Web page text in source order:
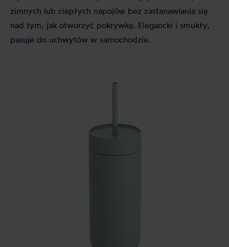
zimnych lub ciepłych napojów bez zastanawiania się
nad tym, jak otworzyć pokrywkę. Elegancki i smukły,
pasuje do uchwytów w samochodzie.